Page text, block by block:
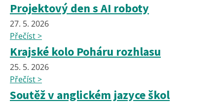
Projektový den s AI roboty
27. 5. 2026
Přečíst >
Krajské kolo Poháru rozhlasu
25. 5. 2026
Přečíst >
Soutěž v anglickém jazyce škol